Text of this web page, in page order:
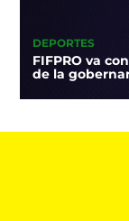
DEPORTES
FIFPRO va
de la